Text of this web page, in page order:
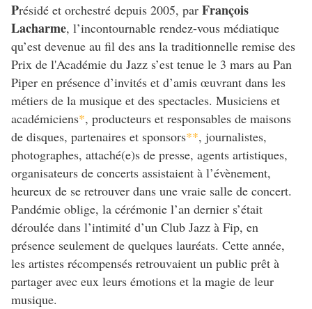
Présidé et orchestré depuis 2005, par François
Lacharme, l’incontournable rendez-vous médiatique
qu’est devenue au fil des ans la traditionnelle remise des
Prix de l'Académie du Jazz s’est tenue le 3 mars au Pan
Piper en présence d’invités et d’amis œuvrant dans les
métiers de la musique et des spectacles. Musiciens et
académiciens*, producteurs et responsables de maisons
de disques, partenaires et sponsors**, journalistes,
photographes, attaché(e)s de presse, agents artistiques,
organisateurs de concerts assistaient à l’évènement,
heureux de se retrouver dans une vraie salle de concert.
Pandémie oblige, la cérémonie l’an dernier s’était
déroulée dans l’intimité d’un Club Jazz à Fip, en
présence seulement de quelques lauréats. Cette année,
les artistes récompensés retrouvaient un public prêt à
partager avec eux leurs émotions et la magie de leur
musique.